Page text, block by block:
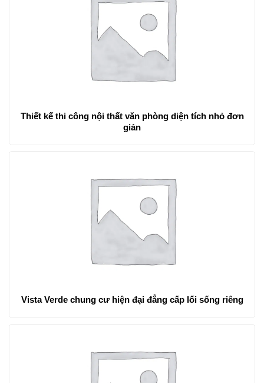
Thiết kế thi công nội thất văn phòng diện tích nhỏ đơn
giản
Vista Verde chung cư hiện đại đẳng cấp lối sống riêng